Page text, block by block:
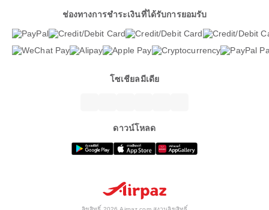
ช่องทางการชำระเงินที่ได้รับการยอมรับ
โซเชียลมีเดีย
ดาวน์โหลด